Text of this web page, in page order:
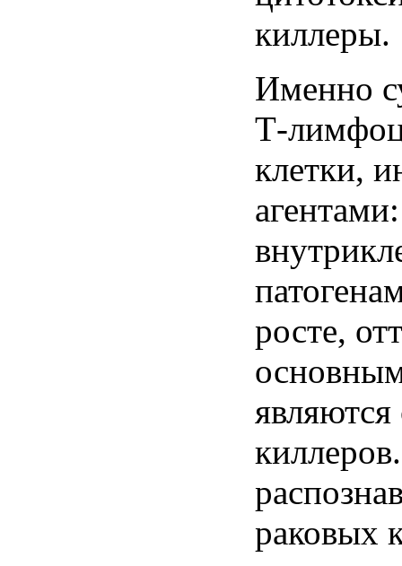
киллеры.
Именно
Т-
клетки,
росте,
раковых